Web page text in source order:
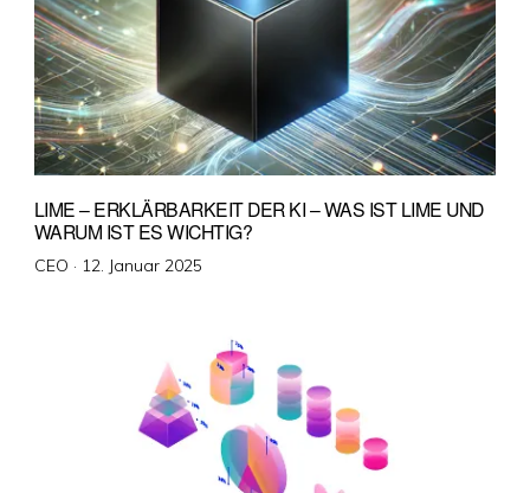
LIME – ERKLÄRBARKEIT DER KI – WAS IST LIME UND
WARUM IST ES WICHTIG?
CEO · Veröffentlicht
12. Januar 2025